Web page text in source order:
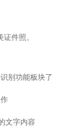
件照。
别功能板块了
文字内容